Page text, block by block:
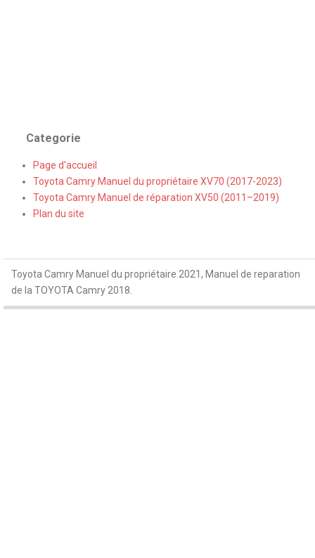
Categorie
Page d'accueil
Toyota Camry Manuel du propriétaire XV70 (2017-2023)
Toyota Camry Manuel de réparation XV50 (2011–2019)
Plan du site
Toyota Camry Manuel du propriétaire 2021, Manuel de reparation
de la TOYOTA Camry 2018.